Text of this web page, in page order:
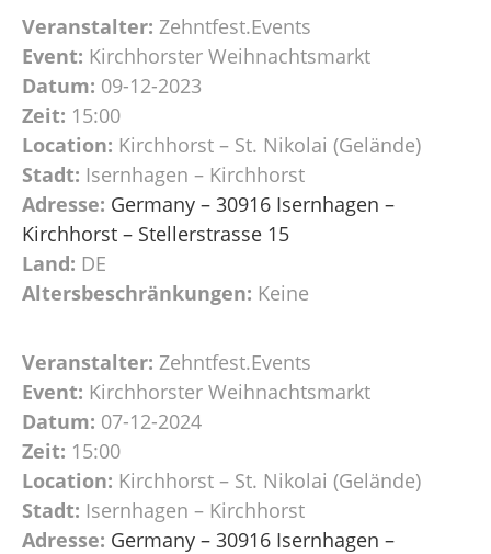
Veranstalter: Zehntfest.Events
Event: Kirchhorster Weihnachtsmarkt
Datum: 09-12-2023
Zeit: 15:00
Location: Kirchhorst – St. Nikolai (Gelände)
Stadt: Isernhagen – Kirchhorst
Adresse: Germany – 30916 Isernhagen –
Kirchhorst – Stellerstrasse 15
Land: DE
Altersbeschränkungen: Keine
Veranstalter: Zehntfest.Events
Event: Kirchhorster Weihnachtsmarkt
Datum: 07-12-2024
Zeit: 15:00
Location: Kirchhorst – St. Nikolai (Gelände)
Stadt: Isernhagen – Kirchhorst
Adresse: Germany – 30916 Isernhagen –